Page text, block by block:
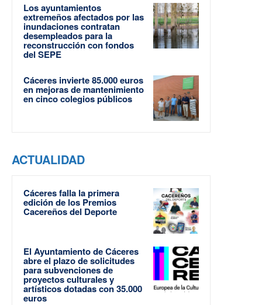
Los ayuntamientos
extremeños afectados por las
inundaciones contratan
desempleados para la
reconstrucción con fondos
del SEPE
Cáceres invierte 85.000 euros
en mejoras de mantenimiento
en cinco colegios públicos
ACTUALIDAD
Cáceres falla la primera
edición de los Premios
Cacereños del Deporte
El Ayuntamiento de Cáceres
abre el plazo de solicitudes
para subvenciones de
proyectos culturales y
artísticos dotadas con 35.000
euros